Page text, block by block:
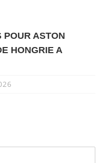
POUR ASTON
HONGRIE A